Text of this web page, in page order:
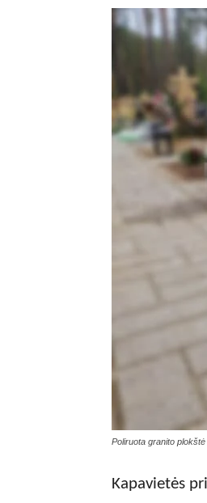
Poliruota granito
Kapavietės